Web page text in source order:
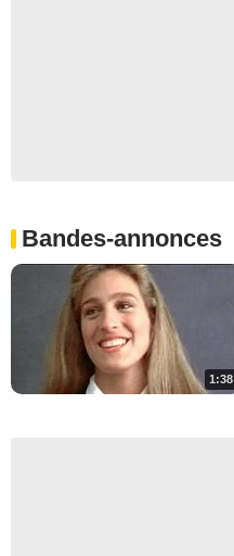
Bandes-annonces
1:38